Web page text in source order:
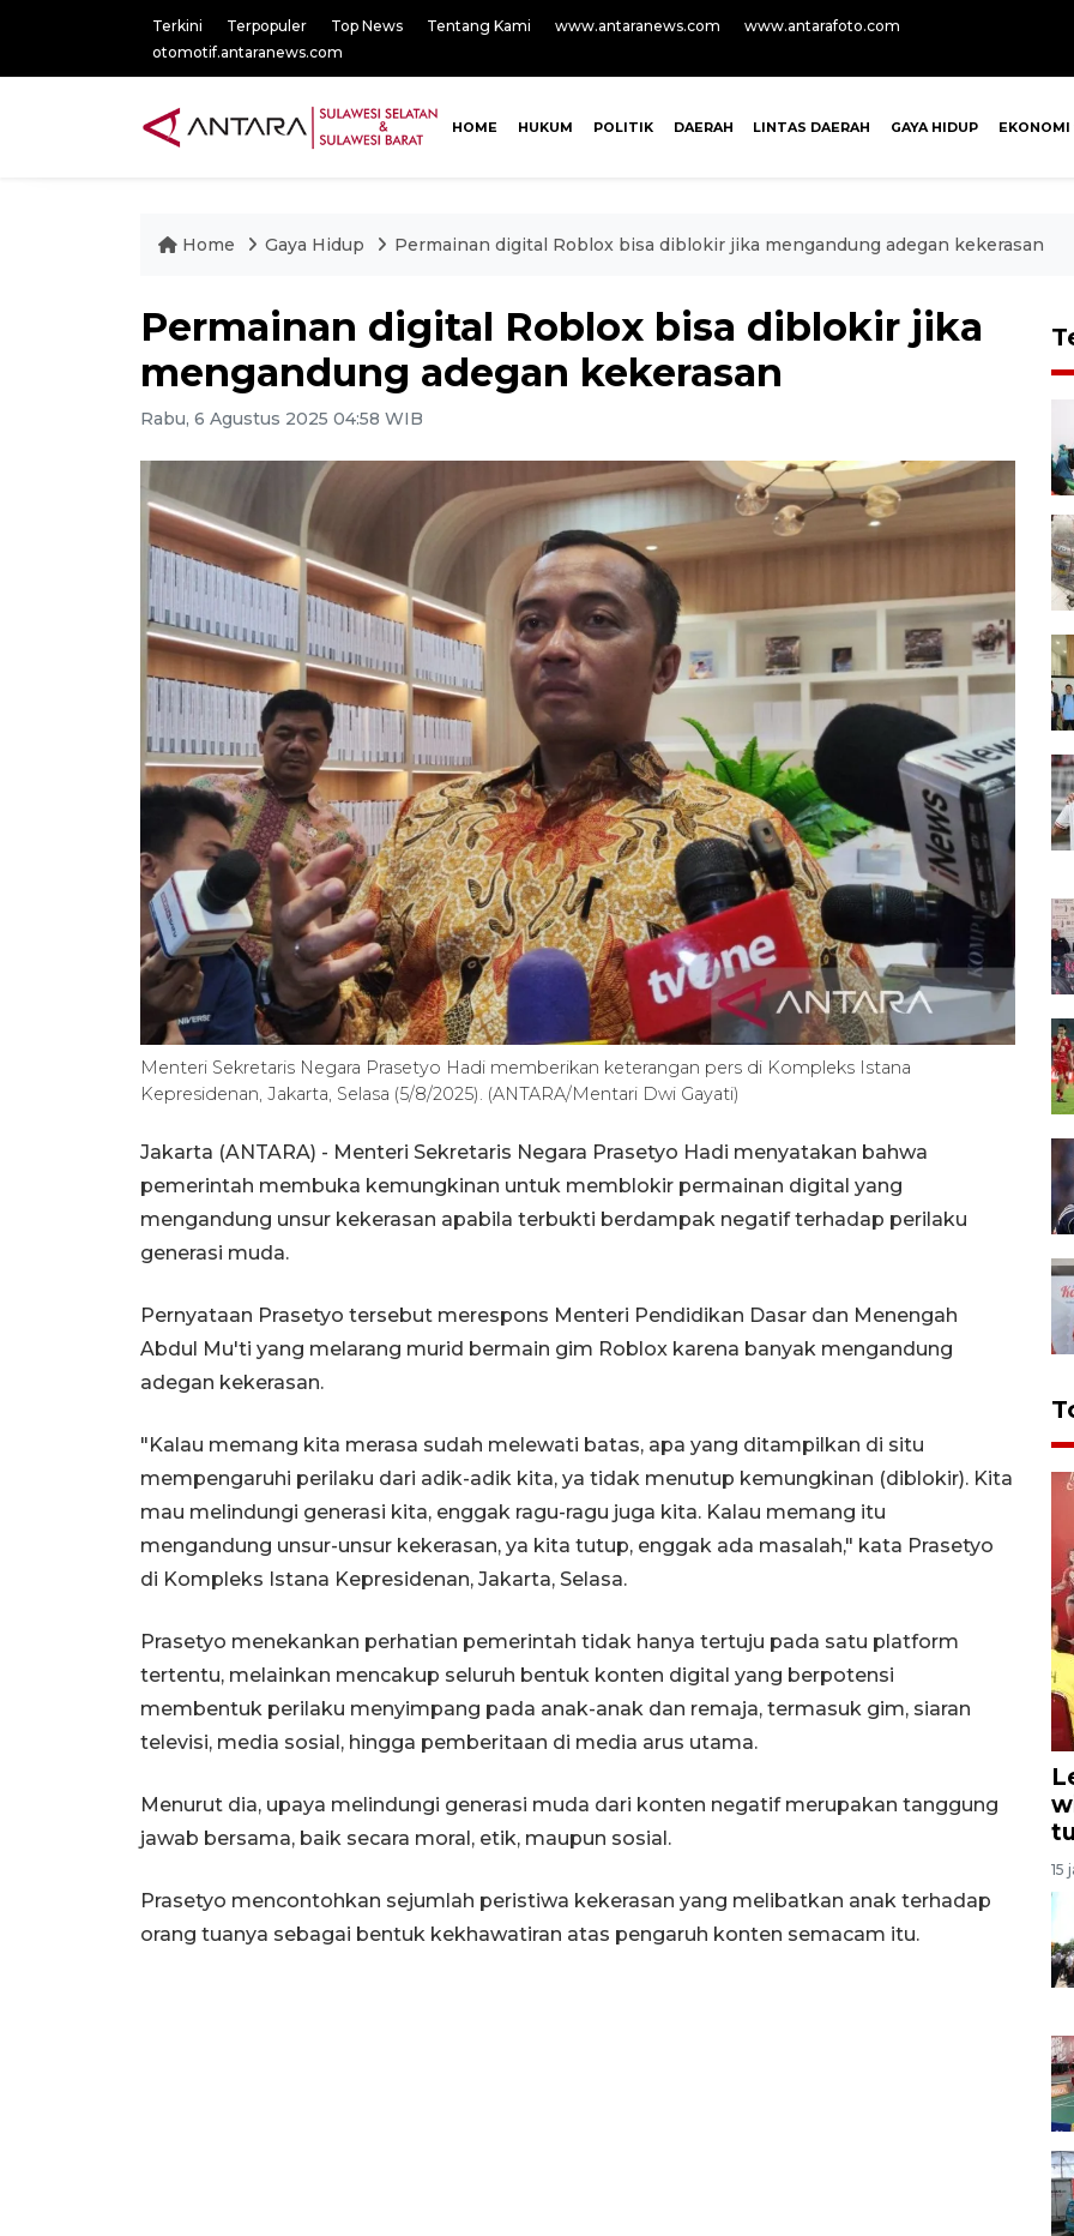
Terkini Terpopuler Top News Tentang Kami www.antaranews.com
www.antarafoto.com
otomotif.antaranews.com
HOME HUKUM POLITIK DAERAH LINTAS DAERAH GAYA HIDUP EKONOMI
Home Gaya Hidup Permainan digital Roblox bisa diblokir jika mengandung adegan kekerasan
Permainan digital Roblox bisa diblokir jika
mengandung adegan kekerasan
Rabu, 6 Agustus 2025 04:58 WIB
Menteri Sekretaris Negara Prasetyo Hadi memberikan keterangan pers di Kompleks Istana
Kepresidenan, Jakarta, Selasa (5/8/2025). (ANTARA/Mentari Dwi Gayati)
Jakarta (ANTARA) - Menteri Sekretaris Negara Prasetyo Hadi menyatakan bahwa
pemerintah membuka kemungkinan untuk memblokir permainan digital yang
mengandung unsur kekerasan apabila terbukti berdampak negatif terhadap perilaku
generasi muda.
Pernyataan Prasetyo tersebut merespons Menteri Pendidikan Dasar dan Menengah
Abdul Mu'ti yang melarang murid bermain gim Roblox karena banyak mengandung
adegan kekerasan.
"Kalau memang kita merasa sudah melewati batas, apa yang ditampilkan di situ
mempengaruhi perilaku dari adik-adik kita, ya tidak menutup kemungkinan (diblokir). Kita
mau melindungi generasi kita, enggak ragu-ragu juga kita. Kalau memang itu
mengandung unsur-unsur kekerasan, ya kita tutup, enggak ada masalah," kata Prasetyo
di Kompleks Istana Kepresidenan, Jakarta, Selasa.
Prasetyo menekankan perhatian pemerintah tidak hanya tertuju pada satu platform
tertentu, melainkan mencakup seluruh bentuk konten digital yang berpotensi
membentuk perilaku menyimpang pada anak-anak dan remaja, termasuk gim, siaran
televisi, media sosial, hingga pemberitaan di media arus utama.
Menurut dia, upaya melindungi generasi muda dari konten negatif merupakan tanggung
jawab bersama, baik secara moral, etik, maupun sosial.
Prasetyo mencontohkan sejumlah peristiwa kekerasan yang melibatkan anak terhadap
orang tuanya sebagai bentuk kekhawatiran atas pengaruh konten semacam itu.
15